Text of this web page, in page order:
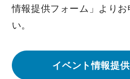
情報提供フォーム」より
い。
イベント情報提